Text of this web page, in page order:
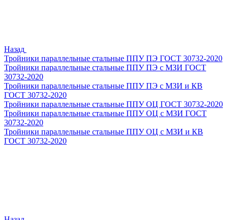
Назад
Тройники параллельные стальные ППУ ПЭ ГОСТ 30732-2020
Тройники параллельные стальные ППУ ПЭ с МЗИ ГОСТ
30732-2020
Тройники параллельные стальные ППУ ПЭ с МЗИ и КВ
ГОСТ 30732-2020
Тройники параллельные стальные ППУ ОЦ ГОСТ 30732-2020
Тройники параллельные стальные ППУ ОЦ с МЗИ ГОСТ
30732-2020
Тройники параллельные стальные ППУ ОЦ с МЗИ и КВ
ГОСТ 30732-2020